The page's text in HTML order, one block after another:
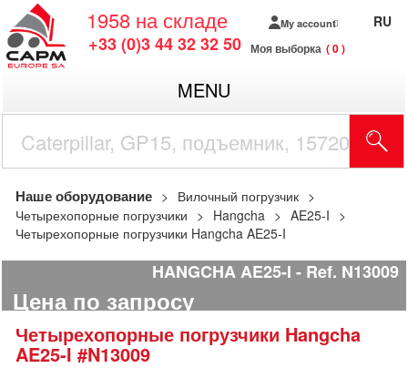
1958 на складе
+33 (0)3 44 32 32 50
My account
Моя выборка 0
RU
MENU
Наше оборудование
Вилочный погрузчик
Четырехопорные погрузчики
Hangcha
AE25-I
Четырехопорные погрузчики Hangcha AE25-I
HANGCHA AE25-I Ref. N13009
Цена по запросу
Четырехопорные погрузчики Hangcha
AE25-I #N13009